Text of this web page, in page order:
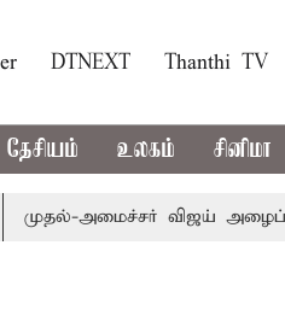
DTNEXT Thanthi TV
தேசியம் உலகம் சினிமா
அமைச்சர் விஜய் அழைப்பு